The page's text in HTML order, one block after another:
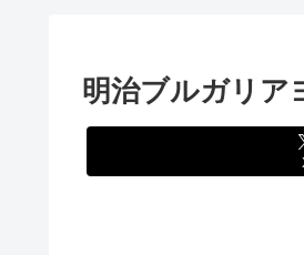
明治ブルガリア